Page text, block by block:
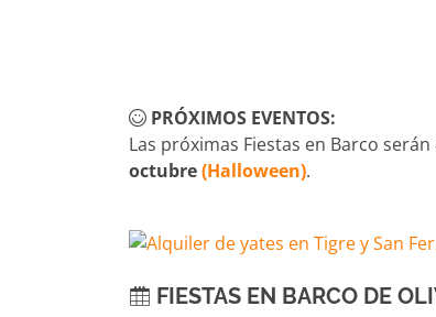
PRÓXIMOS EVENTOS:
Las próximas Fiestas en Barco
octubre(Halloween).
FIESTAS EN BARCO DE